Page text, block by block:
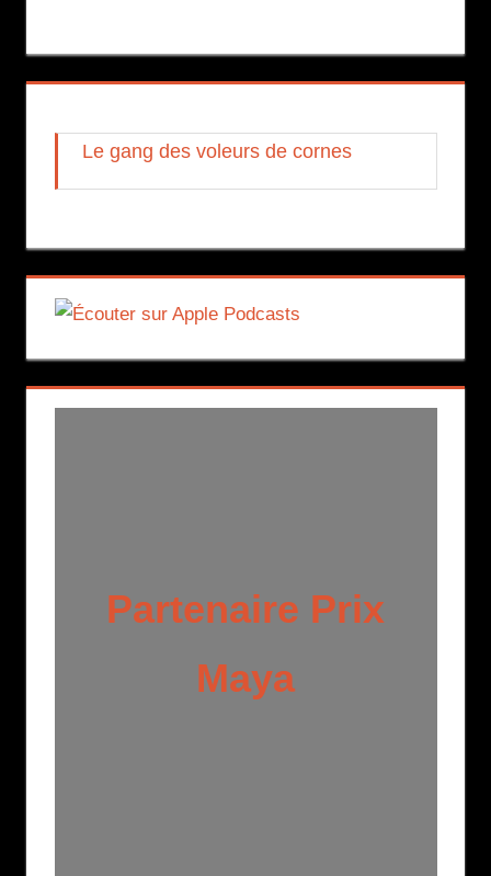
Le gang des voleurs de cornes
Partenaire Prix
Maya